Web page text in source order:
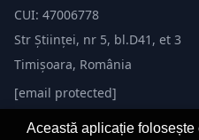
CUI: 47006778
Str Științei, nr 5, bl.D41, et 3
Timișoara, România
[email protected]
Această aplicație